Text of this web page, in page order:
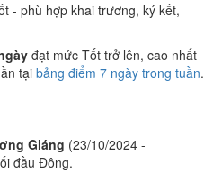
- phù hợp khai trương, ký kết,
đạt mức Tốt trở lên, cao nhất
tại bảng điểm 7 ngày trong tuần.
Giáng (23/10/2024 -
đầu Đông.